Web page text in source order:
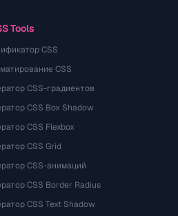
Tools
CSS
CSS
CSS-градиентов
CSS Box Shadow
CSS Flexbox
CSS Grid
CSS-анимаций
CSS Border Radius
CSS Text Shadow